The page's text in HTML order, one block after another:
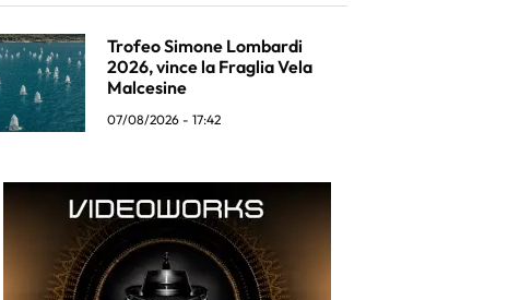
Trofeo Simone Lombardi
2026, vince la Fraglia Vela
Malcesine
07/08/2026 - 17:42